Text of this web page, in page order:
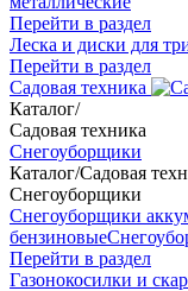
Перейти в раздел
Леска и диски для
Перейти в раздел
Садовая техника
Каталог/
Садовая техника
Снегоуборщики
Каталог/Садовая
Снегоуборщики
Снегоуборщики
бензиновые
Перейти в раздел
Газонокосилки и